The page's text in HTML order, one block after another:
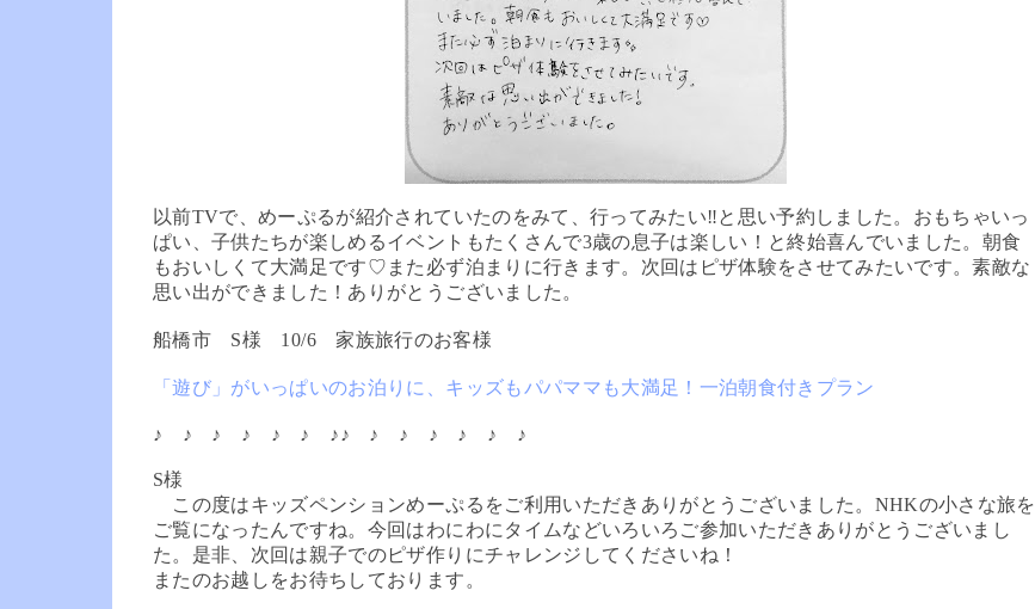
以前TVで、めーぷるが紹介されていたのをみて、行ってみたい‼と思い予約しました。おもちゃいっ
ぱい、子供たちが楽しめるイベントもたくさんで3歳の息子は楽しい！と終始喜んでいました。朝食
もおいしくて大満足です♡また必ず泊まりに行きます。次回はピザ体験をさせてみたいです。素敵な
思い出ができました！ありがとうございました。
船橋市 S様 10/6家族旅行のお客様
「遊び」がいっぱいのお泊りに、キッズもパパママも大満足！一泊朝食付きプラン
♪ ♪ ♪ ♪ ♪ ♪ ♪♪ ♪ ♪ ♪ ♪ ♪ ♪
S様
この度はキッズペンションめーぷるをご利用いただきありがとうございました。NHKの小さな旅を
ご覧になったんですね。今回はわにわにタイムなどいろいろご参加いただきありがとうございまし
た。是非、次回は親子でのピザ作りにチャレンジしてくださいね！
またのお越しをお待ちしております。